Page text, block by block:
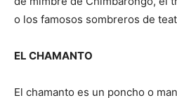
o los famosos sombreros de
EL CHAMANTO
El chamanto es un poncho o